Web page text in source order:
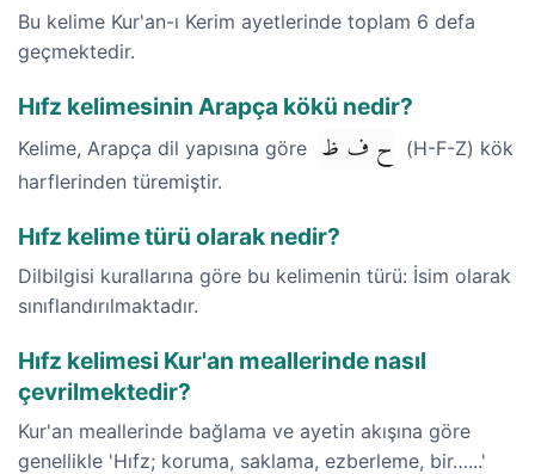
Bu kelime Kur'an-ı Kerim ayetlerinde toplam 6 defa
geçmektedir.
Hıfz kelimesinin Arapça kökü nedir?
Kelime, Arapça dil yapısına göre ح ف ظ
(H-F-Z) kök
harflerinden türemiştir.
Hıfz kelime türü olarak nedir?
Dilbilgisi kurallarına göre bu kelimenin türü: İsim olarak
sınıflandırılmaktadır.
Hıfz kelimesi Kur'an meallerinde nasıl
çevrilmektedir?
Kur'an meallerinde bağlama ve ayetin akışına göre
genellikle 'Hıfz; koruma, saklama, ezberleme, bir…...'